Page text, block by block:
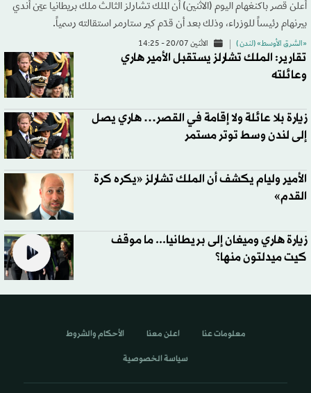
أعلن قصر باكنغهام اليوم (الاثنين) أن الملك تشارلز الثالث ملك بريطانيا عيّن أندي
بيرنهام رئيساً للوزراء، وذلك بعد أن قدّم كير ستارمر استقالته رسمياً.
«الشرق الأوسط» (لندن ) الاثنين 20/07 - 14:25
تقارير: الملك تشارلز يستقبل الأمير هاري
وعائلته
زيارة بلا عائلة ولا إقامة في القصر… هاري يصل
إلى لندن وسط توتر مستمر
الأمير وليام يكشف أن الملك تشارلز «يكره كرة
القدم»
زيارة هاري وميغان إلى بريطانيا... ما موقف
كيت ميدلتون منها؟
معلومات عنا اعلن معنا الأحكام والشروط
سياسة الخصوصية